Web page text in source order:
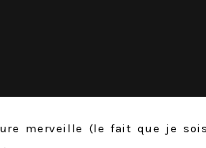
merveille (le fait que je